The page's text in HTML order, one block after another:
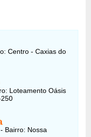
Centro - Caxias do
Loteamento Oásis
Bairro: Nossa